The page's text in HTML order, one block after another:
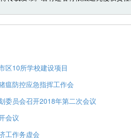
区10所学校建设项目
瘟防控应急指挥工作会
委员会召开2018年第二次会议
会议
工作务虚会